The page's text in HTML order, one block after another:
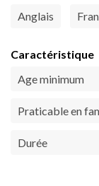
Anglais
Caractéristique
Age minimum
Praticable en
Durée